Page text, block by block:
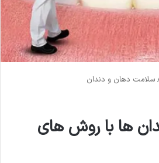
سلامت دهان و دندان
ها با روش های